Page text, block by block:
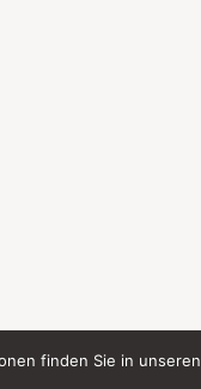
finden Sie in unseren